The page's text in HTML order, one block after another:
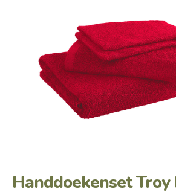
Handdoekenset Troy